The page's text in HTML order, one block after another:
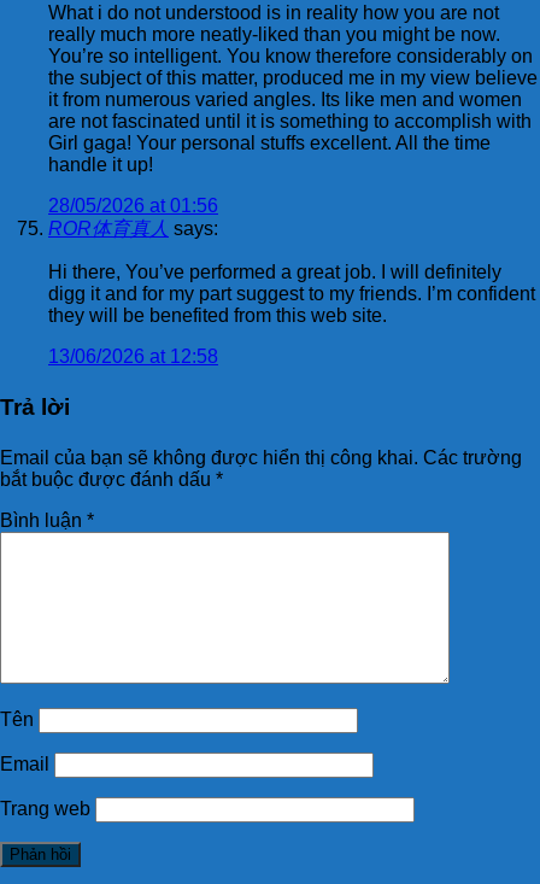
What i do not understood is in reality how you are not
really much more neatly-liked than you might be now.
You’re so intelligent. You know therefore considerably on
the subject of this matter, produced me in my view believe
it from numerous varied angles. Its like men and women
are not fascinated until it is something to accomplish with
Girl gaga! Your personal stuffs excellent. All the time
handle it up!
28/05/2026 at 01:56
ROR体育真人 says:
Hi there, You’ve performed a great job. I will definitely
digg it and for my part suggest to my friends. I’m confident
they will be benefited from this web site.
13/06/2026 at 12:58
Trả lời
Email của bạn sẽ không được hiển thị công khai. Các trường
bắt buộc được đánh dấu *
Bình luận *
Tên
Email
Trang web